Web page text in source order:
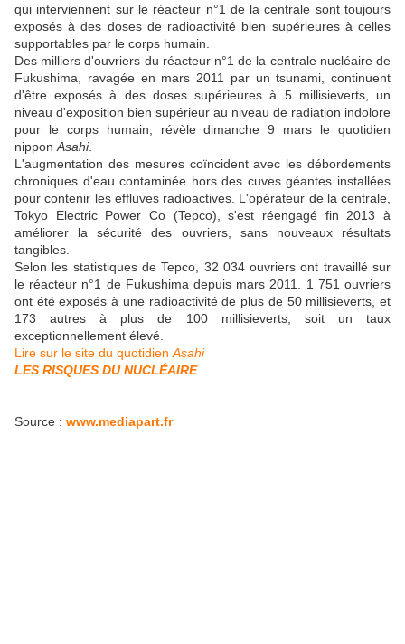
qui interviennent sur le réacteur n°1 de la centrale sont toujours
exposés à des doses de radioactivité bien supérieures à celles
supportables par le corps humain.
Des milliers d'ouvriers du réacteur n°1 de la centrale nucléaire de
Fukushima, ravagée en mars 2011 par un tsunami, continuent
d'être exposés à des doses supérieures à 5 millisieverts, un
niveau d'exposition bien supérieur au niveau de radiation indolore
pour le corps humain, révèle dimanche 9 mars le quotidien
nippon Asahi.
L'augmentation des mesures coïncident avec les débordements
chroniques d'eau contaminée hors des cuves géantes installées
pour contenir les effluves radioactives. L'opérateur de la centrale,
Tokyo Electric Power Co (Tepco), s'est réengagé fin 2013 à
améliorer la sécurité des ouvriers, sans nouveaux résultats
tangibles.
Selon les statistiques de Tepco, 32 034 ouvriers ont travaillé sur
le réacteur n°1 de Fukushima depuis mars 2011. 1 751 ouvriers
ont été exposés à une radioactivité de plus de 50 millisieverts, et
173 autres à plus de 100 millisieverts, soit un taux
exceptionnellement élevé.
Lire sur le site du quotidien Asahi
LES RISQUES DU NUCLÉAIRE
Source : www.mediapart.fr